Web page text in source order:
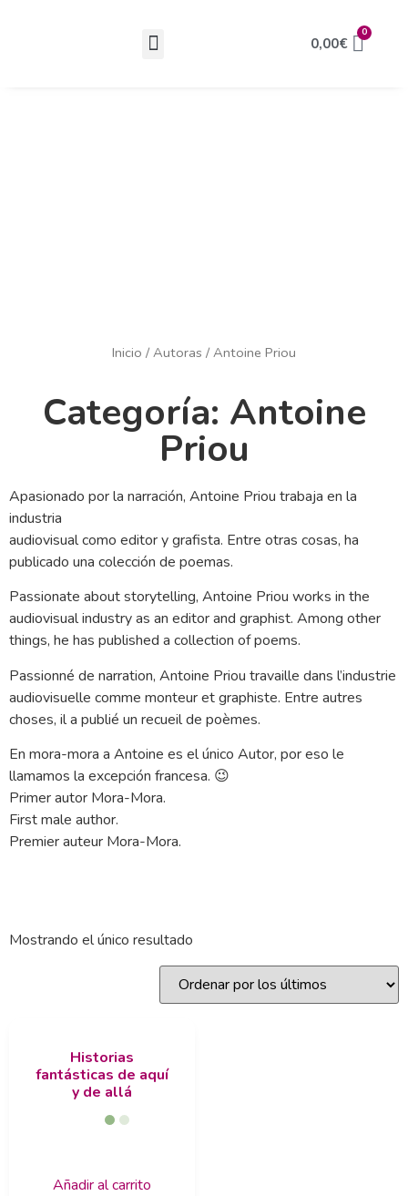
0,00€
0
Inicio / Autoras / Antoine Priou
Categoría: Antoine
Priou
Apasionado por la narración, Antoine Priou trabaja en la
industria
audiovisual como editor y grafista. Entre otras cosas, ha
publicado una colección de poemas.
Passionate about storytelling, Antoine Priou works in the
audiovisual industry as an editor and graphist. Among other
things, he has published a collection of poems.
Passionné de narration, Antoine Priou travaille dans l’industrie
audiovisuelle comme monteur et graphiste. Entre autres
choses, il a publié un recueil de poèmes.
En mora-mora a Antoine es el único Autor, por eso le
llamamos la excepción francesa. 😉
Primer autor Mora-Mora.
First male author.
Premier auteur Mora-Mora.
Mostrando el único resultado
Historias
fantásticas de aquí
y de allá
Añadir al carrito